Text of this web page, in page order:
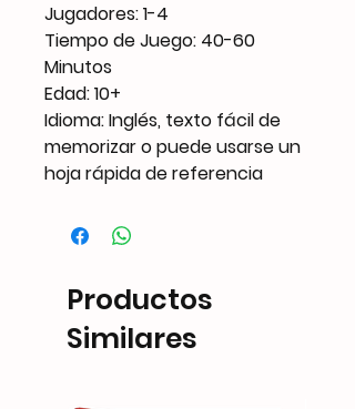
Jugadores: 1-4
Tiempo de Juego: 40-60
Minutos
Edad: 10+
Idioma: Inglés, texto fácil de
memorizar o puede usarse un
hoja rápida de referencia
Productos
Similares